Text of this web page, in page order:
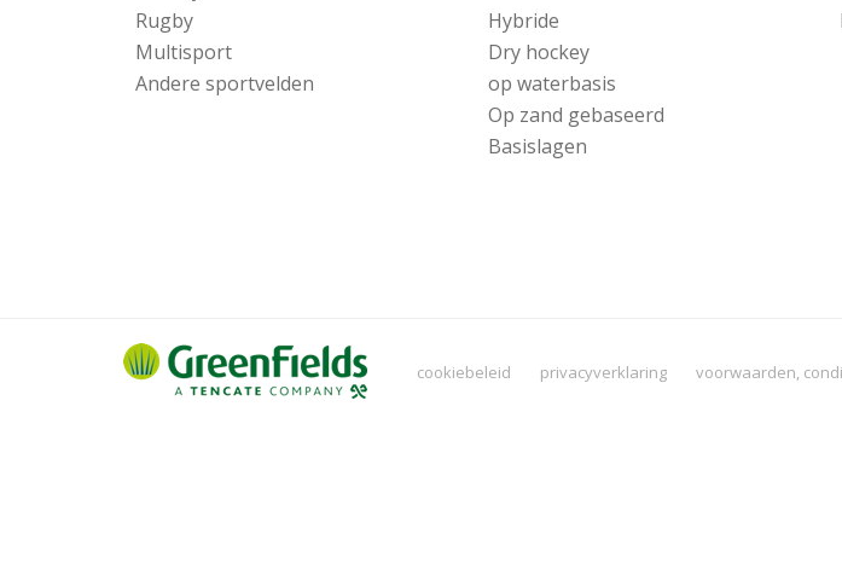
Rugby
Multisport
Andere sportvelden
Hybride
Dry hockey
op waterbasis
Op zand gebaseerd
Basislagen
cookiebeleid privacyverklaring voorwaarden,